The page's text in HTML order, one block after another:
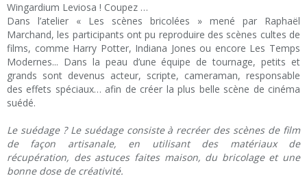
Wingardium Leviosa ! Coupez …
Dans l’atelier « Les scènes bricolées » mené par Raphaël
Marchand, les participants ont pu reproduire des scènes cultes de
films, comme Harry Potter, Indiana Jones ou encore Les Temps
Modernes... Dans la peau d’une équipe de tournage, petits et
grands sont devenus acteur, scripte, cameraman, responsable
des effets spéciaux… afin de créer la plus belle scène de cinéma
suédé.
Le suédage ? Le suédage consiste à recréer des scènes de film
de façon artisanale, en utilisant des matériaux de
récupération, des astuces faites maison, du bricolage et une
bonne dose de créativité.